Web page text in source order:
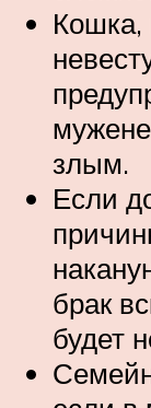
Кошка,
злым.
Если
брак
будет